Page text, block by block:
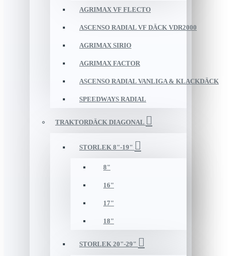
AGRIMAX VF FLECTO
ASCENSO RADIAL VF DÄCK VDR2000
AGRIMAX SIRIO
AGRIMAX FACTOR
ASCENSO RADIAL VANLIGA & KLACKDÄCK
SPEEDWAYS RADIAL
TRAKTORDÄCK DIAGONAL
STORLEK 8"-19"
8"
16"
17"
18"
STORLEK 20"-29"